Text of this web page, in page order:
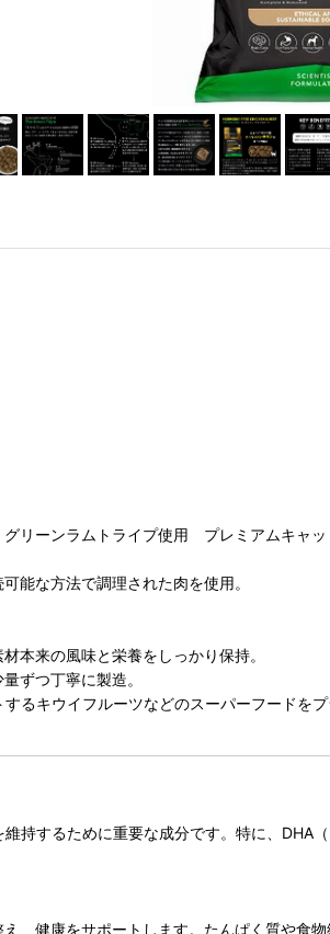
リーンラムトライプ使用 プレミアムキャッ
能な方法で調理された肉を使用。
本来の風味と栄養をしっかり保持。
ずつ丁寧に製造。
るキウイフルーツなどのスーパーフードを
持するために重要な成分です。特に、
、健康をサポートします。たんぱく質や